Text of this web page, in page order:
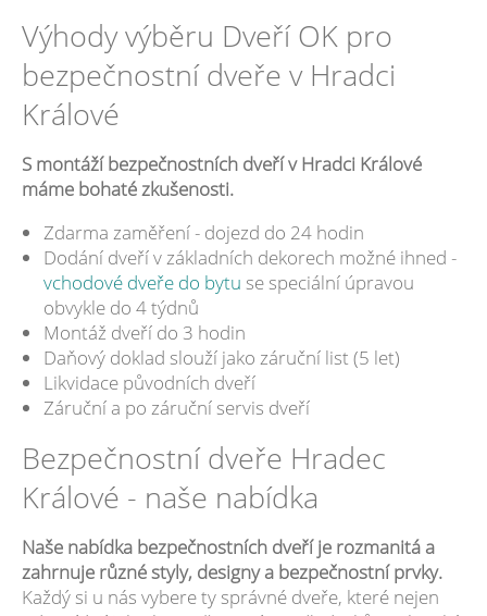
Výhody výběru Dveří OK pro
bezpečnostní dveře v Hradci
Králové
S montáží bezpečnostních dveří v Hradci Králové
máme bohaté zkušenosti.
Zdarma zaměření - dojezd do 24 hodin
Dodání dveří v základních dekorech možné ihned -
vchodové dveře do bytu se speciální úpravou
obvykle do 4 týdnů
Montáž dveří do 3 hodin
Daňový doklad slouží jako záruční list (5 let)
Likvidace původních dveří
Záruční a po záruční servis dveří
Bezpečnostní dveře Hradec
Králové - naše nabídka
Naše nabídka bezpečnostních dveří je rozmanitá a
zahrnuje různé styly, designy a bezpečnostní prvky.
Každý si u nás vybere ty správné dveře, které nejen